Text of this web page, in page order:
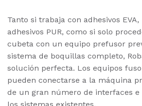
Tanto si trabaja con adhesivos
adhesivos PUR, como si solo
cubeta con un equipo prefusor
sistema de boquillas completo,
solución perfecta. Los equipos
pueden conectarse a la máquina
de un gran número de interfaces e